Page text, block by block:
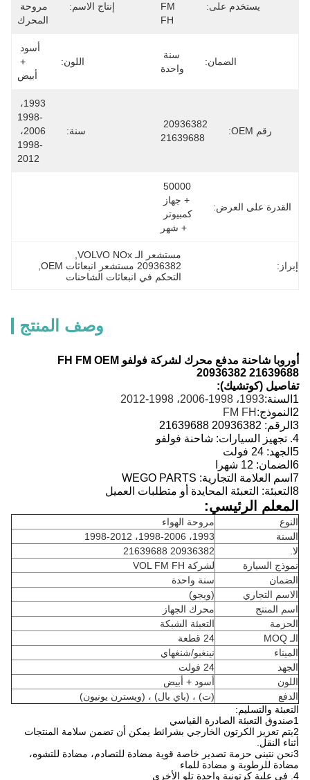
يستخدم على:
FM
FH
إنتاج الاسم:
المحرك
الضمان:
واحدة
اللون:
أبيض
رقم OEM:
21639688
سنة:
1998-
1998-
2012
القدرة على العرض:
+ شهر
إبراز:
مستشعر الـ VOLVO NOx
20936382 مستشعر انبعاثات OEM
التحكم في انبعاثات الشاحنات
وصف المنتج
أوروبا شاحنة مدفع محرك لشركة فولفو FH FM OEM
20936382 21639688
تفاصيل (كوتشيك):
1السنة:
1993، 1998-2006، 1998-2012
2النموذج:
FM FH
3الرقم: 20936382 21639688
4. تجهيز السيارات: شاحنة فولفو
5الجهد: 24 فولت
6الضمان: 12 شهرا
7اسم العلامة التجارية: WEGO PARTS
8التعبئة: التعبئة المحايدة أو متطلبات العميل
المعلم الرئيسي:
النوع
مروحة الهواء
السنة
1993، 1998-2006، 1998-2012
لا.
20936382 21639688
نموذج السيارة
لشركة VOL FM FH
الضمان
سنة واحدة
الاسم التجاري
(ويجو)
اسم المنتج
محرك الجهاز
الحزمة
التعبئة الشبكة
الـ MOQ
24 قطعة
الميناء
نينغبو/شنغهاي
الجهد
24 فولت
اللون
أسود + أبيض
الدفع
(ت) ، (باي بال) ، (ويسترن يونيون)
التعبئة والتسليم:
1صندوق التعبئة الصادرة القياسي
2يتم تعزيز الكرتون الخارجي بشرائط يمكن أن تضمن سلامة المنتجات
أثناء النقل.
3نحن نتبنى حزمة تصدير خاصة قوية مضادة للتصادم، مضادة للتشوه،
مضادة للرطوبة و مضادة للماء
4. في علبة كرتونية واحدة تلو الأخرى